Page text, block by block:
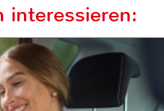
interessieren: